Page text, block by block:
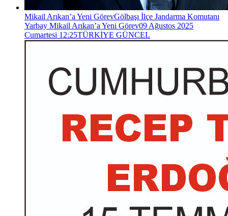
Mikail Arıkan’a Yeni GörevGölbaşı İlçe Jandarma Komutanı
Yarbay Mikail Arıkan’a Yeni Görev09 Ağustos 2025
Cumartesi 12:25TÜRKİYE GÜNCEL